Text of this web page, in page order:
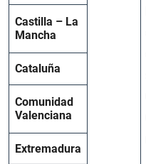
Castilla – La
Mancha
Cataluña
Comunidad
Valenciana
Extremadura